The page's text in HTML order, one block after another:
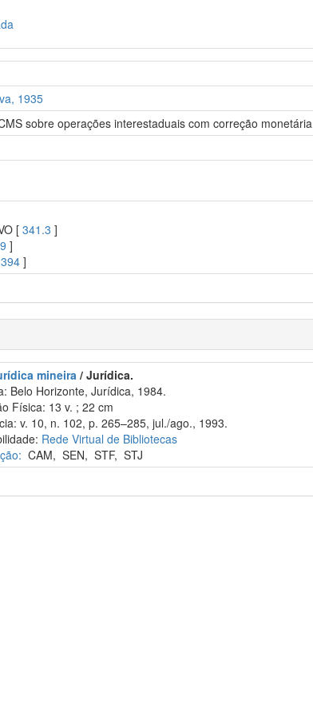
1935
sobre operações interestaduais com correção monetária
[341.3 ]
]
]
mineira/ Jurídica.
Belo Horizonte, Jurídica, 1984.
Física: 13 v. ; 22 cm
v. 10, n. 102, p. 265–285, jul./ago., 1993.
Rede Virtual de Bibliotecas
CAM,SEN,STF,STJ